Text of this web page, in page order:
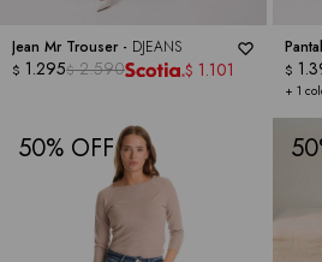
Jean Mr Trouser - DJEANS
$ 1.295$ 2.590 $ 1.101
+ 1
$
50 50